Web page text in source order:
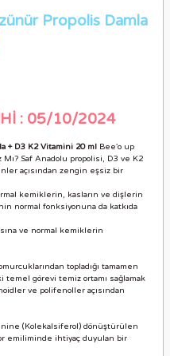
Propolis Damla
: 05/10/2024
+ D3 K2 Vitamini 20 ml Bee'o up
Saf Anadolu propolisi, D3 ve K2
açısından zengin eşsiz bir
kemiklerin, kasların ve dişlerin
normal fonksiyonuna da katkıda
ve normal kemiklerin
topladığı tamamen
temel görevi temiz ortamı sağlamak
ve polifenoller açısından
(Kolekalsiferol) dönüştürülen
emiliminde ihtiyaç duyulan bir